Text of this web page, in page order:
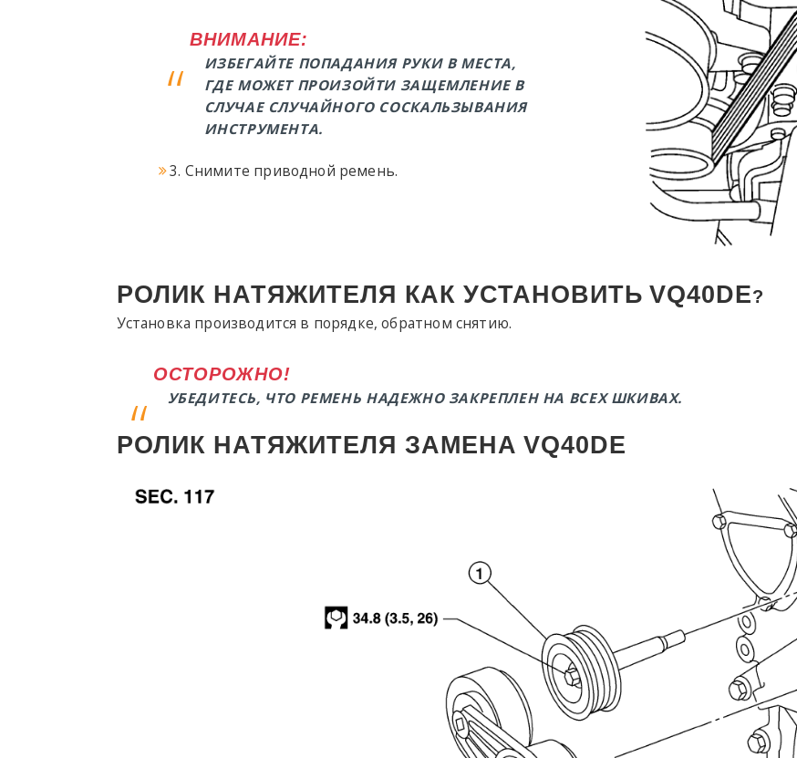
ВНИМАНИЕ:
ИЗБЕГАЙТЕ ПОПАДАНИЯ РУКИ В МЕСТА,
ГДЕ МОЖЕТ ПРОИЗОЙТИ ЗАЩЕМЛЕНИЕ В
СЛУЧАЕ СЛУЧАЙНОГО СОСКАЛЬЗЫВАНИЯ
ИНСТРУМЕНТА.
3. Снимите приводной ремень.
РОЛИК НАТЯЖИТЕЛЯ КАК УСТАНОВИТЬ VQ40DE?
Установка производится в порядке, обратном снятию.
ОСТОРОЖНО!
УБЕДИТЕСЬ, ЧТО РЕМЕНЬ НАДЕЖНО ЗАКРЕПЛЕН НА ВСЕХ ШКИВАХ.
РОЛИК НАТЯЖИТЕЛЯ ЗАМЕНА VQ40DE